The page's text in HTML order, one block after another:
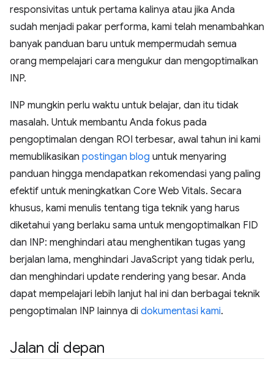
responsivitas untuk pertama kalinya atau jika Anda
sudah menjadi pakar performa, kami telah menambahkan
banyak panduan baru untuk mempermudah semua
orang mempelajari cara mengukur dan mengoptimalkan
INP.
INP mungkin perlu waktu untuk belajar, dan itu tidak
masalah. Untuk membantu Anda fokus pada
pengoptimalan dengan ROI terbesar, awal tahun ini kami
memublikasikan postingan blog untuk menyaring
panduan hingga mendapatkan rekomendasi yang paling
efektif untuk meningkatkan Core Web Vitals. Secara
khusus, kami menulis tentang tiga teknik yang harus
diketahui yang berlaku sama untuk mengoptimalkan FID
dan INP: menghindari atau menghentikan tugas yang
berjalan lama, menghindari JavaScript yang tidak perlu,
dan menghindari update rendering yang besar. Anda
dapat mempelajari lebih lanjut hal ini dan berbagai teknik
pengoptimalan INP lainnya di dokumentasi kami.
Jalan di depan